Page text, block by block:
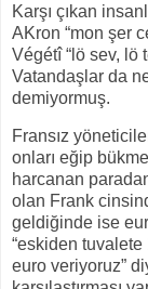
Karşı çıkan
AKron “mon şer
Végétî “lö sev, lö
Vatandaşlar da
demiyormuş.
Fransız
onları eğip
harcanan
olan Frank
geldiğinde ise
“eskiden
euro veriyoruz”